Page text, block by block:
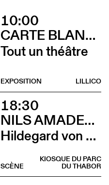
10:00
CARTE BLANCHE À ALBERTINE & GERMANO ZULLO
Tout un théâtre
LILLICO
EXPOSITION
18:30
NILS AMADEUS LANGE
Hildegard von Bingen
KIOSQUE DU PARC
DU THABOR
SCÈNE